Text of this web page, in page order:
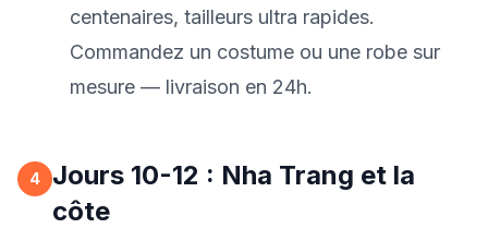
centenaires, tailleurs ultra rapides.
Commandez un costume ou une robe sur
mesure — livraison en 24h.
4
Jours 10-12 : Nha Trang et la
côte